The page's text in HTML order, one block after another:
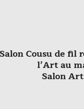
Salon Cousu de fil
l’Art au
Salon